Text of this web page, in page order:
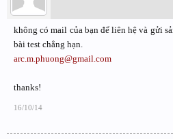
không có mail của bạn để liên hệ và gửi
bài test chẳng hạn.
arc.m.phuong@gmail.com
thanks!
16/10/14